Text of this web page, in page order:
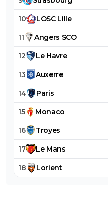
10 LOSC Lille
11 Angers SCO
12 Le Havre
13 Auxerre
14 Paris
15 Monaco
16 Troyes
17 Le Mans
18 Lorient